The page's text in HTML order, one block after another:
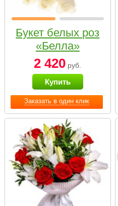
Заказать в один клик
Букет белых роз
«Белла»
2 420 руб.
Купить